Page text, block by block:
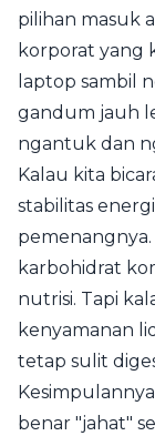
pilihan masuk
korporat yang
laptop sambil
gandum jauh
ngantuk dan
Kalau kita
stabilitas
karbohidrat
nutrisi. Tapi
kenyamanan
tetap sulit
benar "jahat"